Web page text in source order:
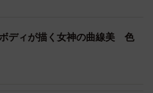
ディが描く女神の曲線美 色